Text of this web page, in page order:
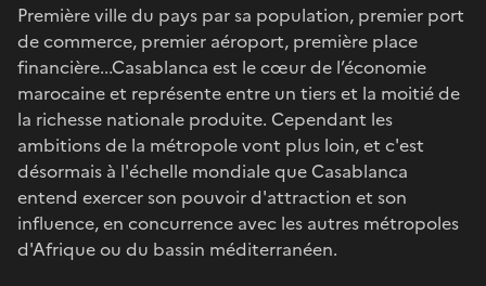
Première ville du pays par sa population, premier port
de commerce, premier aéroport, première place
financière...Casablanca est le cœur de l’économie
marocaine et représente entre un tiers et la moitié de
la richesse nationale produite. Cependant les
ambitions de la métropole vont plus loin, et c'est
désormais à l'échelle mondiale que Casablanca
entend exercer son pouvoir d'attraction et son
influence, en concurrence avec les autres métropoles
d'Afrique ou du bassin méditerranéen.